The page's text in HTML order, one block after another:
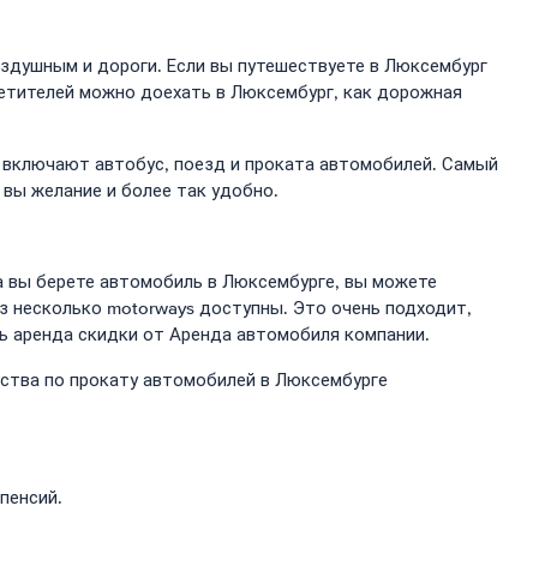
и дороги. Если вы путешествуете в Люксембург
можно доехать в Люксембург, как дорожная
автобус, поезд и проката автомобилей. Самый
желание и более так удобно.
вы берете автомобиль в Люксембурге, вы можете
motorways доступны. Это очень подходит,
скидки от Аренда автомобиля компании.
по прокату автомобилей в Люксембурге